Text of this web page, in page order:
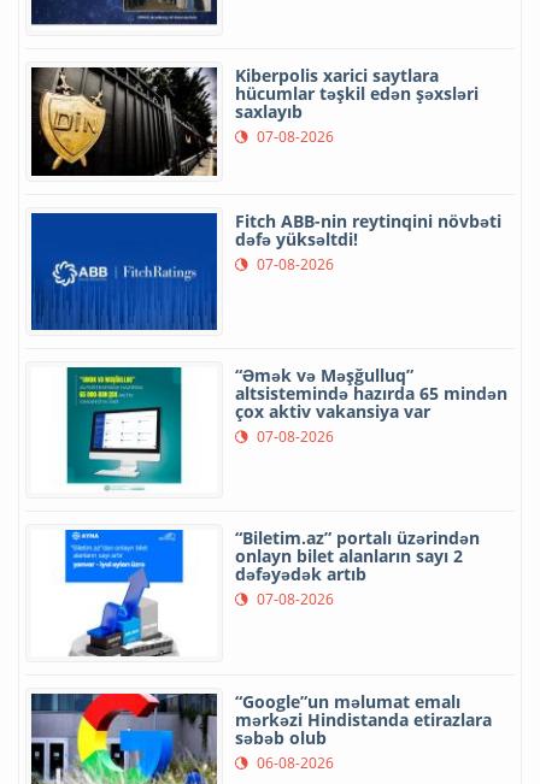
Kiberpolis xarici saytlara
hücumlar təşkil edən şəxsləri
saxlayıb
07-08-2026
Fitch ABB-nin reytinqini növbəti
dəfə yüksəltdi!
07-08-2026
“Əmək və Məşğulluq”
altsistemində hazırda 65 mindən
çox aktiv vakansiya var
07-08-2026
“Biletim.az” portalı üzərindən
onlayn bilet alanların sayı 2
dəfəyədək artıb
07-08-2026
“Google”un məlumat emalı
mərkəzi Hindistanda etirazlara
səbəb olub
06-08-2026